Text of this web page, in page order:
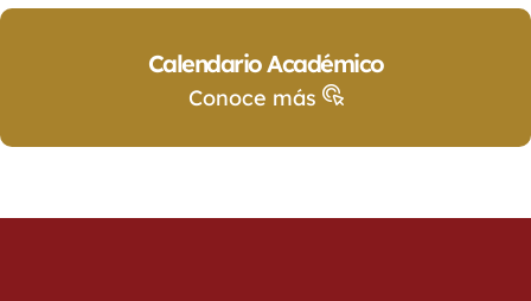
Calendario Académico
Conoce más